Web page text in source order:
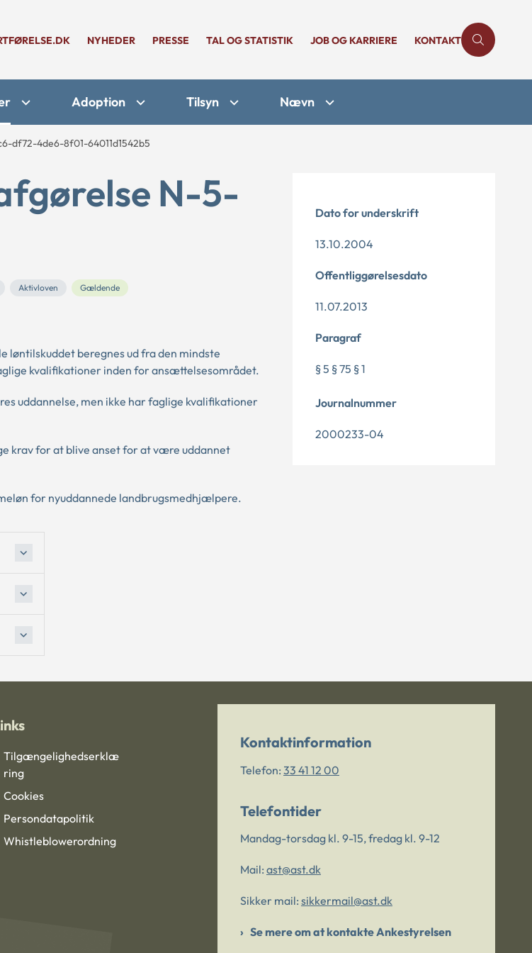
NYHEDER PRESSE TAL OG STATISTIK JOB OG KARRIERE KONTAKT
Adoption Tilsyn Nævn
df72-4de6-8f01-64011d1542b5
N-5-
Aktivloven Gældende
løntilskuddet beregnes ud fra den mindste
kvalifikationer inden for ansættelsesområdet.
uddannelse, men ikke har faglige kvalifikationer
krav for at blive anset for at være uddannet
for nyuddannede landbrugsmedhjælpere.
Dato for underskrift
13.10.2004
Offentliggørelsesdato
11.07.2013
Paragraf
§ 5 § 75 § 1
Journalnummer
2000233-04
Tilgængelighedserklæ
ring
Cookies
Persondatapolitik
Whistleblowerordning
Kontaktinformation
Telefon: 33 41 12 00
Telefontider
Mandag-torsdag kl. 9-15, fredag kl. 9-12
Mail: ast@ast.dk
Sikker mail: sikkermail@ast.dk
Se mere om at kontakte Ankestyrelsen